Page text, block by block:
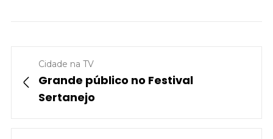
Cidade na TV
Grande público no Festival
Sertanejo